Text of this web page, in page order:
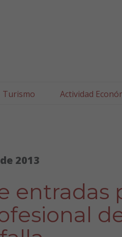
Turismo Actividad
2013
entradas